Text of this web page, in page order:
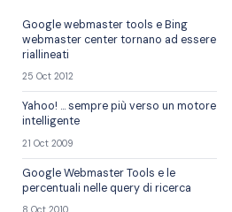
Google webmaster tools e Bing
webmaster center tornano ad essere
riallineati
25 Oct 2012
Yahoo! ... sempre più verso un motore
intelligente
21 Oct 2009
Google Webmaster Tools e le
percentuali nelle query di ricerca
8 Oct 2010